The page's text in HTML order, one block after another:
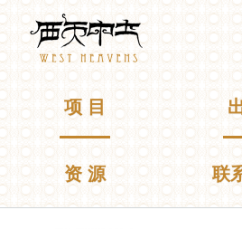
跳
转
到
主
要
内
容
项 目
资 源 联